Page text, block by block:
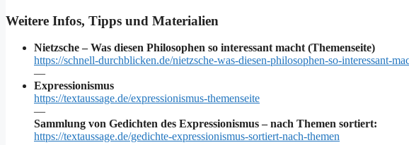
Weitere Infos, Tipps und Materialien
Nietzsche – Was diesen Philosophen so interessant macht (Themenseite)
https://schnell-durchblicken.de/nietzsche-was-diesen-philosophen-so-interessant-
—
Expressionismus
https://textaussage.de/expressionismus-themenseite
—
Sammlung von Gedichten des Expressionismus – nach Themen sortiert:
https://textaussage.de/gedichte-expressionismus-sortiert-nach-themen